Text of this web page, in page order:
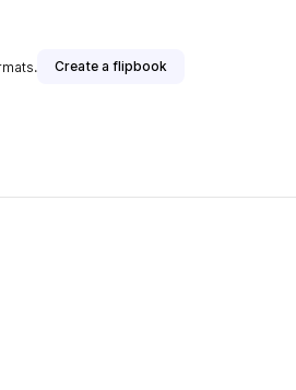
Create a flipbook